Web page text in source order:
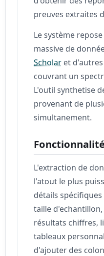
preuves extraites
Le système
massive de
Scholar et
couvrant un
L'outil synthetise
provenant de
simultanement.
L'extraction de
l'atout le plus
détails
taille
résultats chiffres,
tableaux
d'ajouter des